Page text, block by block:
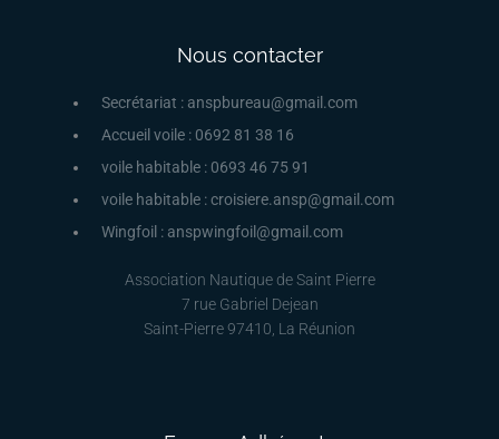
Nous contacter
Secrétariat : anspbureau@gmail.com
Accueil voile : 0692 81 38 16
voile habitable : 0693 46 75 91
voile habitable : croisiere.ansp@gmail.com
Wingfoil : anspwingfoil@gmail.com
Association Nautique de Saint Pierre
7 rue Gabriel Dejean
Saint-Pierre 97410, La Réunion